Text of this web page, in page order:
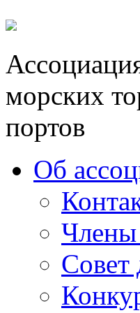
морских
портов
Об
Члены
Совет